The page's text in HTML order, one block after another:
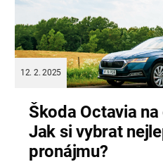
12. 2. 2025
Škoda Octavia
Jak si vybrat
pronájmu?